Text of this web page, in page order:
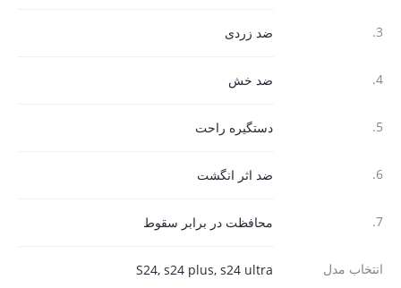
3. ضد زردی
4. ضد خش
5. دستگیره راحت
6. ضد اثر انگشت
7. محافظت در برابر سقوط
انتخاب مدل S24, s24 plus, s24 ultra